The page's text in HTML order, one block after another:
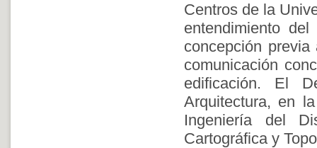
Centros de la
entendimiento
concepción
comunicación
edificación. El
Arquitectura, en
Ingeniería del
Cartográfica y